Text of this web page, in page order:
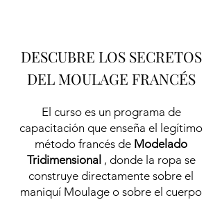
DESCUBRE LOS SECRETOS
DEL MOULAGE FRANCÉS
El curso es un programa de
capacitación que enseña el legítimo
método francés de Modelado
Tridimensional , donde la ropa se
construye directamente sobre el
maniquí Moulage o sobre el cuerpo